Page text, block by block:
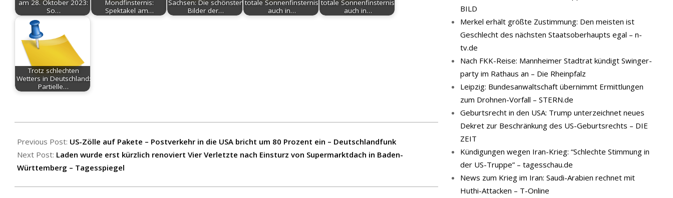
am 28. Oktober 2023:
So…
Mondfinsternis:
Spektakel am…
Sachsen: Die schönsten
Bilder der…
totale Sonnenfinsternis
auch in…
totale Sonnenfinsternis
auch in…
Trotz schlechten
Wetters in Deutschland:
Partielle…
09-
07
Previous Post: US-Zölle auf Pakete – Postverkehr in die USA bricht um 80 Prozent ein – Deutschlandfunk
Next Post: Laden wurde erst kürzlich renoviert Vier Verletzte nach Einsturz von Supermarktdach in Baden-
Württemberg – Tagesspiegel
BILD
Merkel erhält größte Zustimmung: Den meisten ist
Geschlecht des nächsten Staatsoberhaupts egal – n-
tv.de
Nach FKK-​Reise: Mann­hei­mer Stadt­rat kün­digt Swin­ger­
par­ty im Rat­haus an – Die Rheinpfalz
Leipzig: Bundesanwaltschaft übernimmt Ermittlungen
zum Drohnen-Vorfall – STERN.de
Geburtsrecht in den USA: Trump unterzeichnet neues
Dekret zur Beschränkung des US-Geburtsrechts – DIE
ZEIT
Kündigungen wegen Iran-Krieg: “Schlechte Stimmung in
der US-Truppe” – tagesschau.de
News zum Krieg im Iran: Saudi-Arabien rechnet mit
Huthi-Attacken – T-Online